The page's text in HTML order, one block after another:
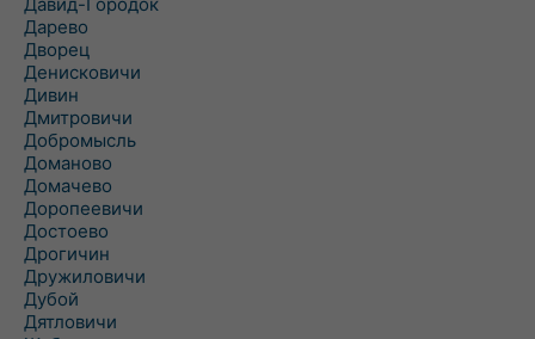
Дарево
Дворец
Денисковичи
Дивин
Дмитровичи
Добромысль
Доманово
Домачево
Доропеевичи
Достоево
Дрогичин
Дружиловичи
Дубой
Дятловичи